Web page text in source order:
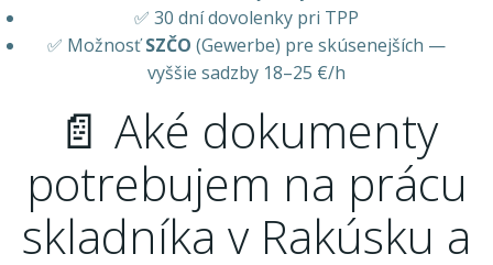
✅ 30 dní dovolenky pri TPP
✅ MožnosťSZČO (Gewerbe) pre skúsenejších —
vyššie sadzby 18–25 €/h
📄 Aké dokumenty
potrebujem na prácu
skladníka v Rakúsku a